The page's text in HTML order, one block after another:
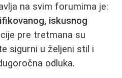
na svim forumima je:
iskusnog
pre tretmana su
sigurni u željeni stil i
odluka.